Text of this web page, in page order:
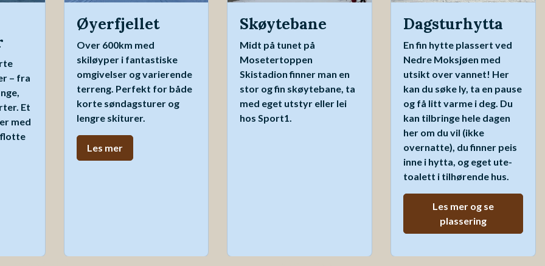
– fra
Et
med
flotte
Øyerfjellet
Over 600km med
skiløyper i fantastiske
omgivelser og varierende
terreng. Perfekt for både
korte søndagsturer og
lengre skiturer.
Les mer
Skøytebane
Midt på tunet på
Mosetertoppen
Skistadion finner man en
stor og fin skøytebane, ta
med eget utstyr eller lei
hos Sport1.
Dagsturhytta
En fin hytte plassert ved
Nedre Moksjøen med
utsikt over vannet! Her
kan du søke ly, ta en pause
og få litt varme i deg. Du
kan tilbringe hele dagen
her om du vil (ikke
overnatte), du finner peis
inne i hytta, og eget ute-
toalett i tilhørende hus.
Les mer og se
plassering